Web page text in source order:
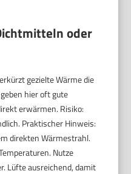
oder
gezielte Wärme die
hier oft gute
erwärmen. Risiko:
Praktischer Hinweis:
direkten Wärmestrahl.
Nutze
Lüfte ausreichend, damit